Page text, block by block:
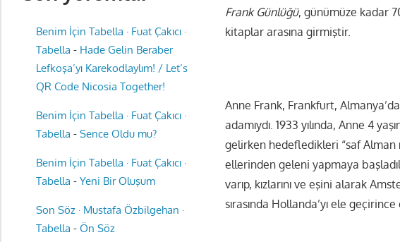
Frank Günlüğü, günümüze kadar
kitaplar arasına girmiştir.
Anne Frank, Frankfurt,
adamıydı. 1933 yılında, Anne 4
gelirken hedefledikleri “saf Alman
ellerinden geleni yapmaya
varıp, kızlarını ve eşini alarak
sırasında Hollanda’yı ele
Benim İçin Tabella · Fuat Çakıcı ·
Tabella - Hade Gelin Beraber
Lefkoşa’yı Karekodlaylım! / Let’s
QR Code Nicosia Together!
Benim İçin Tabella · Fuat Çakıcı ·
Tabella - Sence Oldu mu?
Benim İçin Tabella · Fuat Çakıcı ·
Tabella - Yeni Bir Oluşum
Son Söz · Mustafa Özbilgehan ·
Tabella - Ön Söz